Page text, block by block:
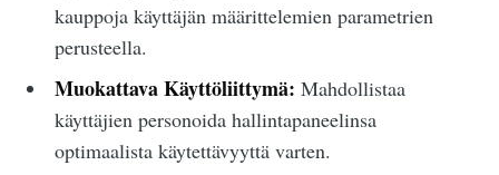
kauppoja käyttäjän määrittelemien parametrien
perusteella.
Muokattava Käyttöliittymä: Mahdollistaa
käyttäjien personoida hallintapaneelinsa
optimaalista käytettävyyttä varten.